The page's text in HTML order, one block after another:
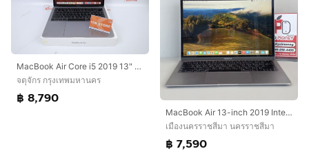
MacBook Air Core i5 2019 13" 8.256GB
จตุจักร กรุงเทพมหานคร
฿ 8,790
MacBook Air 13-inch 2019 Intel Core i5 (Gray)
เมืองนครราชสีมา นครราชสีมา
฿ 7,590